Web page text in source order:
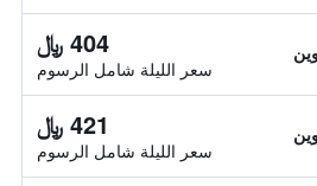
404 ﷼
سعر الليلة شامل الرسوم
421 ﷼
سعر الليلة شامل الرسوم